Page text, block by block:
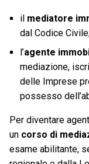
il mediatore
dal Codice
l’agente
mediazione,
delle Imprese
possesso
Per diventare
un corso di
esame abilitante,